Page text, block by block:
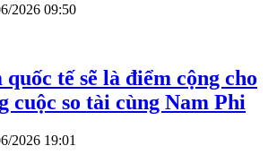
2026 09:50
tế sẽ là điểm cộng cho
cuộc so tài cùng Nam Phi
2026 19:01